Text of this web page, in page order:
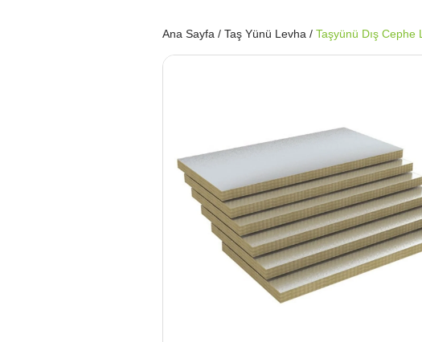
Ana Sayfa / Taş Yünü Levha / Taşyünü Dış Cephe